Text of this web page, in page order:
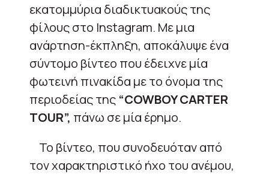
εκατομμύρια διαδικτυακούς της
φίλους στο Instagram. Με μια
ανάρτηση-έκπληξη, αποκάλυψε ένα
σύντομο βίντεο που έδειχνε μία
φωτεινή πινακίδα με το όνομα της
περιοδείας της “COWBOY CARTER
TOUR”, πάνω σε μία έρημο.
Το βίντεο, που συνοδευόταν από
τον χαρακτηριστικό ήχο του ανέμου,